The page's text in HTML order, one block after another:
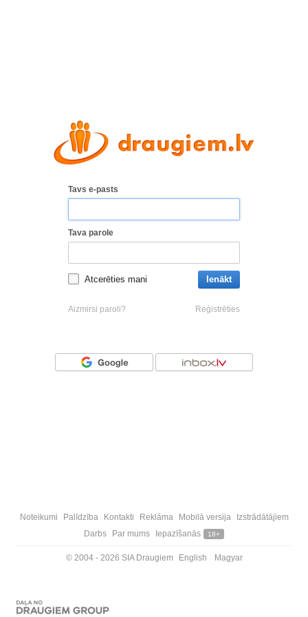
Tavs e-pasts
Tava parole
Atcerēties mani Ienākt
Aizmirsi paroli? Reģistrēties
Noteikumi Palīdzība Kontakti Reklāma Mobilā versija
Izstrādātājiem
Darbs
Par mums Iepazīšanās 18+
© 2004 - 2026 SIA Draugiem English Magyar